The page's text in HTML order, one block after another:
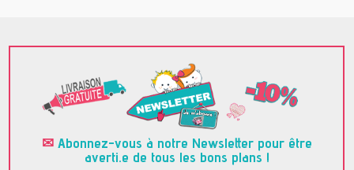
✉ Abonnez-vous à notre Newsletter pour être
averti.e de tous les bons plans !